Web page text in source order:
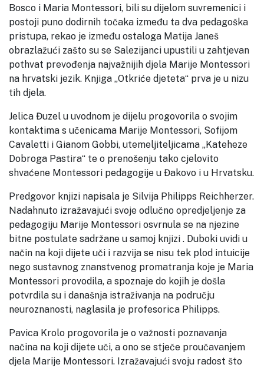
Bosco i Maria Montessori, bili su dijelom suvremenici i
postoji puno dodirnih točaka između ta dva pedagoška
pristupa, rekao je između ostaloga Matija Janeš
obrazlažući zašto su se Salezijanci upustili u zahtjevan
pothvat prevođenja najvažnijih djela Marije Montessori
na hrvatski jezik. Knjiga „Otkriće djeteta“ prva je u nizu
tih djela.
Jelica Đuzel u uvodnom je dijelu progovorila o svojim
kontaktima s učenicama Marije Montessori, Sofijom
Cavaletti i Gianom Gobbi, utemeljiteljicama „Kateheze
Dobroga Pastira“ te o prenošenju tako cjelovito
shvaćene Montessori pedagogije u Đakovo i u Hrvatsku.
Predgovor knjizi napisala je Silvija Philipps Reichherzer.
Nadahnuto izražavajući svoje odlučno opredjeljenje za
pedagogiju Marije Montessori osvrnula se na njezine
bitne postulate sadržane u samoj knjizi . Duboki uvidi u
način na koji dijete uči i razvija se nisu tek plod intuicije
nego sustavnog znanstvenog promatranja koje je Maria
Montessori provodila, a spoznaje do kojih je došla
potvrdila su i današnja istraživanja na području
neuroznanosti, naglasila je profesorica Philipps.
Pavica Krolo progovorila je o važnosti poznavanja
načina na koji dijete uči, a ono se stječe proučavanjem
djela Marije Montessori. Izražavajući svoju radost što